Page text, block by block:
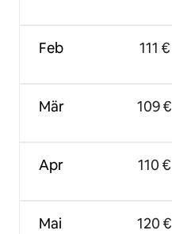
Feb
Mär
Apr
Mai
111 €
109 €
110 €
120 €